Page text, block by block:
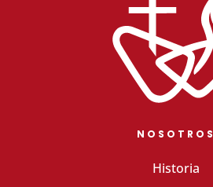
NOSOTROS
Historia